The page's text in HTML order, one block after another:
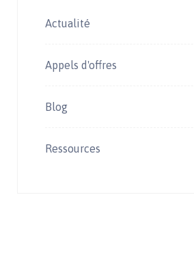
Actualité
Appels d'offres
Blog
Ressources